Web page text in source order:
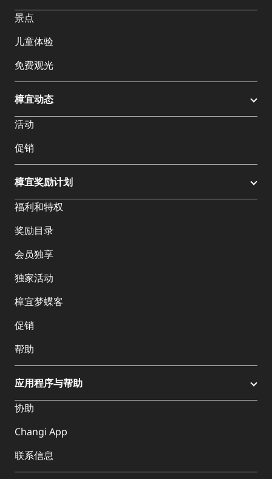
景点
儿童体验
免费观光
樟宜动态
活动
促销
樟宜奖励计划
福利和特权
奖励目录
会员独享
独家活动
樟宜梦蝶客
促销
帮助
应用程序与帮助
协助
Changi App
联系信息